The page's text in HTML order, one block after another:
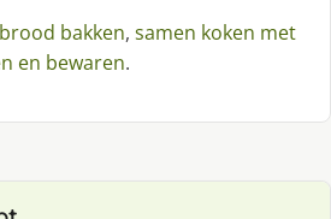
brood bakken, samen koken met
en bewaren.